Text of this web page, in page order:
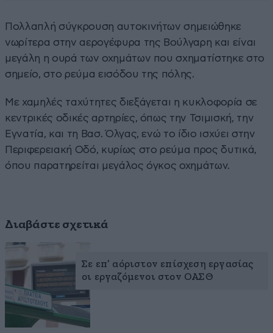
Πολλαπλή σύγκρουση αυτοκινήτων σημειώθηκε
νωρίτερα στην αερογέφυρα της Βούλγαρη και είναι
μεγάλη η ουρά των οχημάτων που σχηματίστηκε στο
σημείο, στο ρεύμα εισόδου της πόλης.
Με χαμηλές ταχύτητες διεξάγεται η κυκλοφορία σε
κεντρικές οδικές αρτηρίες, όπως την Τσιμισκή, την
Εγνατία, και τη Βασ. Όλγας, ενώ το ίδιο ισχύει στην
Περιφερειακή Οδό, κυρίως στο ρεύμα προς δυτικά,
όπου παρατηρείται μεγάλος όγκος οχημάτων.
Διαβάστε σχετικά
Σε επ’ αόριστον επίσχεση εργασίας
οι εργαζόμενοι στον ΟΑΣΘ